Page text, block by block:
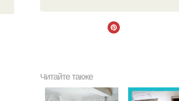
Читайте также